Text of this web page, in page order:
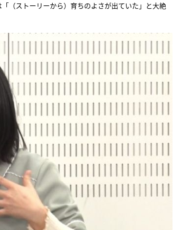
（ストーリーから）育ちのよさが出ていた」と大絶